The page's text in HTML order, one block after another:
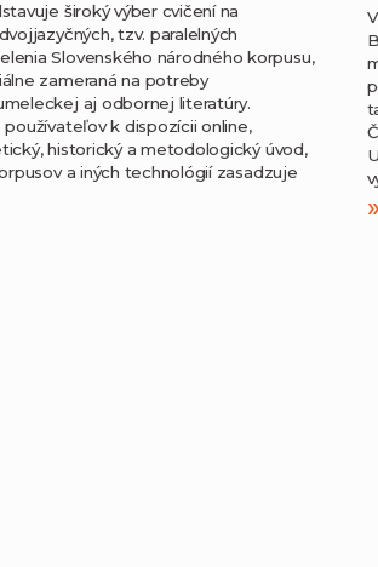
široký výber cvičení na
tzv. paralelných
Slovenského národného korpusu,
zameraná na potreby
aj odbornej literatúry.
používateľov k dispozícii online,
historický a metodologický úvod,
a iných technológií zasadzuje